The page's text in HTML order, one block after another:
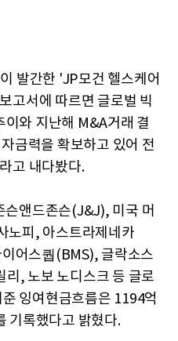
발간한 'JP모건 헬스케어
고서에 따르면 글로벌 빅
와 지난해 M&A거래 결
금력을 확보하고 있어 전
고 내다봤다.
슨앤드존슨(J&J), 미국 머
노피, 아스트라제네카
어스퀍(BMS), 글락소스
리, 노보 노디스크 등 글로
잉여현금흐름은 1194억
기록했다고 밝혔다.